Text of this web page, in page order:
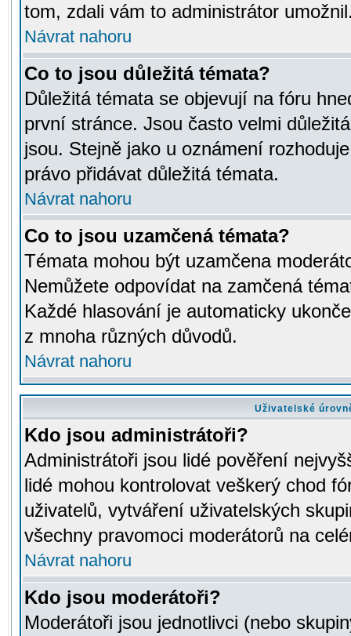
tom, zdali vám to administrátor
Návrat nahoru
Co to jsou důležitá témata?
Důležitá témata se objevují na fóru
první stránce. Jsou často velmi
jsou. Stejně jako u oznámení
právo přidávat důležitá témata.
Návrat nahoru
Co to jsou uzamčená témata?
Témata mohou být uzamčena
Nemůžete odpovídat na zamčená
Každé hlasování je automaticky
z mnoha různých důvodů.
Návrat nahoru
Uživatelské
Kdo jsou administrátoři?
Administrátoři jsou lidé pověření
lidé mohou kontrolovat veškerý chod
uživatelů, vytváření uživatelských
všechny pravomoci moderátorů na
Návrat nahoru
Kdo jsou moderátoři?
Moderátoři jsou jednotlivci (nebo